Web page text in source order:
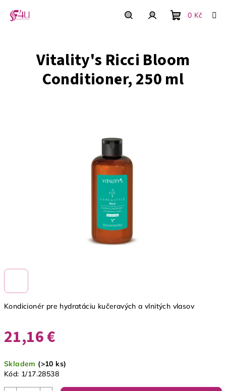
obsah
košík
0 Kč
Kondicionér pre hydratáciu kučeravých a vlnitých vlasov
21,16 €
cena:
Skladem (>10 ks)
Kód: 1/17.28538
Vitality's Ricci Bloom
Conditioner, 250 ml